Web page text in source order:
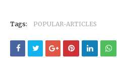
Tags: POPULAR-ARTICLES